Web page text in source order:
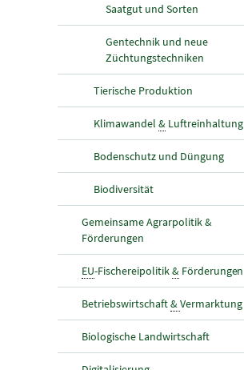
Saatgut und Sorten
Gentechnik und neue
Züchtungstechniken
Tierische Produktion
Klimawandel & Luftreinhaltung
Bodenschutz und Düngung
Biodiversität
Gemeinsame Agrarpolitik &
Förderungen
EU-Fischereipolitik& Förderungen
Betriebswirtschaft& Vermarktung
Biologische Landwirtschaft